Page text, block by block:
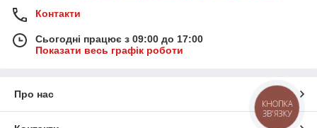
Контакти
Сьогодні працює з 09:00 до 17:00
Показати весь графік роботи
Про нас
КНОПКА
ЗВ'ЯЗКУ